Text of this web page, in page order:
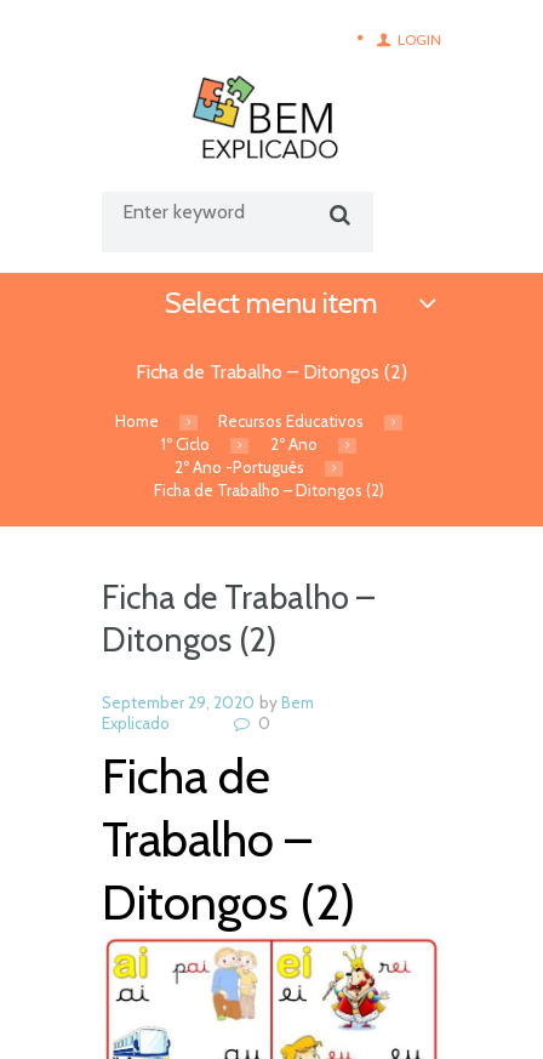
LOGIN
Select menu item
Ficha de Trabalho – Ditongos (2)
Home
Recursos Educativos
1º Ciclo
2º Ano
2º Ano -Português
Ficha de Trabalho – Ditongos (2)
Ficha de Trabalho –
Ditongos (2)
September 29, 2020 byBem
Explicado
0
Ficha de
Trabalho –
Ditongos (2)